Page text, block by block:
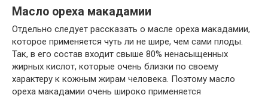
Масло ореха макадамии
Отдельно следует рассказать о масле ореха макадамии,
которое применяется чуть ли не шире, чем сами плоды.
Так, в его состав входит свыше 80% ненасыщенных
жирных кислот, которые очень близки по своему
характеру к кожным жирам человека. Поэтому масло
ореха макадамии очень широко применяется